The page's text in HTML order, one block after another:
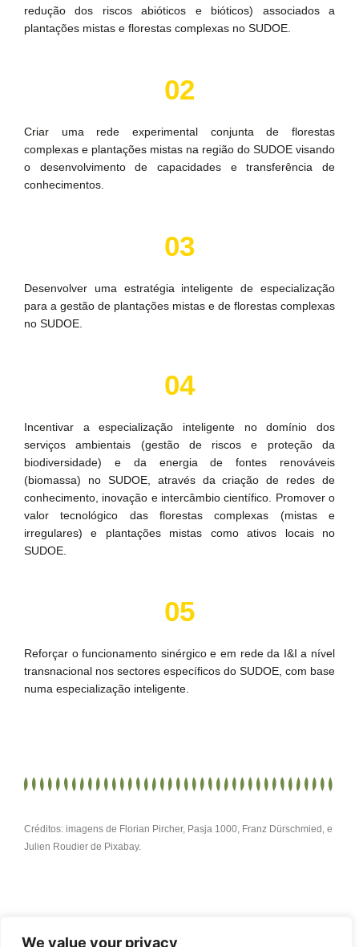
We value your privacy
redução dos riscos abióticos e bióticos) associados a
plantações mistas e florestas complexas no SUDOE.
02
Criar uma rede experimental conjunta de florestas
complexas e plantações mistas na região do SUDOE visando
o desenvolvimento de capacidades e transferência de
conhecimentos.
03
Desenvolver uma estratégia inteligente de especialização
para a gestão de plantações mistas e de florestas complexas
no SUDOE.
04
Incentivar a especialização inteligente no domínio dos
serviços ambientais (gestão de riscos e proteção da
biodiversidade) e da energia de fontes renováveis
(biomassa) no SUDOE, através da criação de redes de
conhecimento, inovação e intercâmbio científico. Promover o
valor tecnológico das florestas complexas (mistas e
irregulares) e plantações mistas como ativos locais no
SUDOE.
05
Reforçar o funcionamento sinérgico e em rede da I&I a nível
transnacional nos sectores específicos do SUDOE, com base
numa especialização inteligente.
Créditos: imagens de Florian Pircher, Pasja 1000, Franz Dürschmied, e
Julien Roudier de Pixabay.